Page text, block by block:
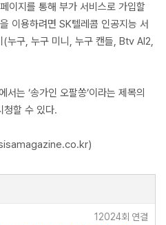
지를 통해 부가 서비스로 가입할
이용하려면 SK텔레콤 인공지능 서
(누구, 누구 미니, 누구 캔들, Btv AI2,
는 ‘송가인 오팔쏭’이라는 제목의
청할 수 있다.
12024회 연결